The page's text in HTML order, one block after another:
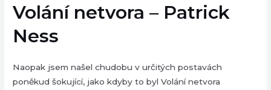
Volání netvora – Patrick
Ness
Naopak jsem našel chudobu v určitých postavách
poněkud šokující, jako kdyby to byl Volání netvora